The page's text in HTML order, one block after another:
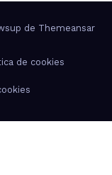
de Themeansar
de cookies